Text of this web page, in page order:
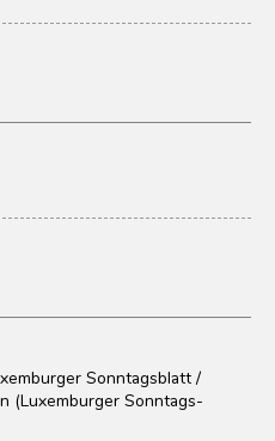
Sonntagsblatt /
(Luxemburger Sonntags-